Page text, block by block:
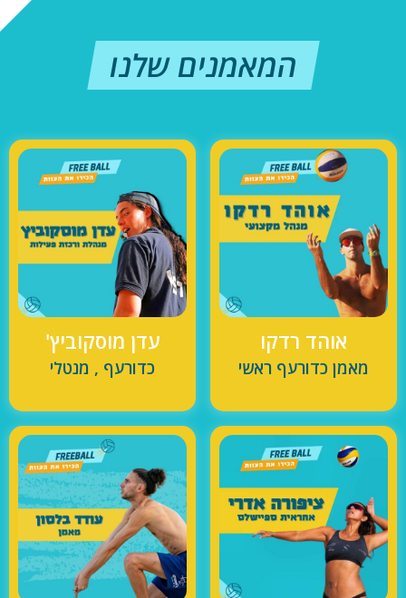
המאמנים שלנו
אוהד רדקו
מאמן כדורעף ראשי
עדן מוסקוביץ'
כדורעף , מנטלי